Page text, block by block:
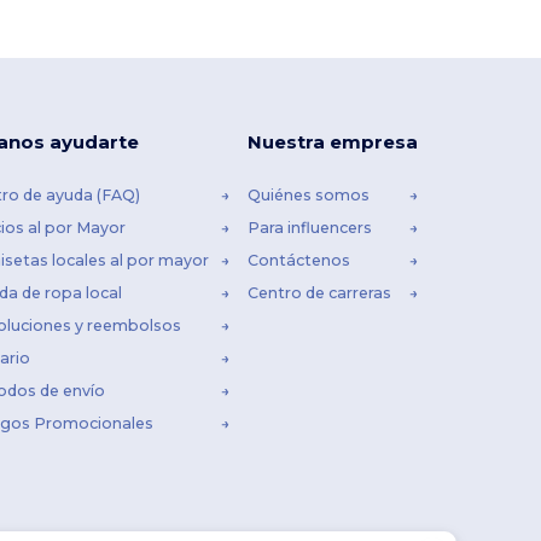
ayudarte
de ayuda (FAQ)
al por Mayor
locales al por mayor
de ropa local
y reembolsos
de envío
Promocionales
Nuestra empresa
Quiénes somos
Para influencers
Contáctenos
Centro de carreras